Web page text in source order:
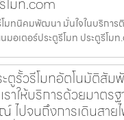
มทนิคมพัฒนา มั่นใจในบริการ
นมอเตอร์ประตูรีโมท ประตูรีโ
ตูรั้วรีโมทอัตโนมัติสัม
ราให้บริการด้วยมาตร
ไปจนถึงการเดินสาย